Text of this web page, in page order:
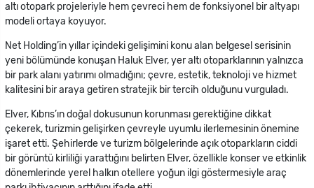
altı otopark projeleriyle hem çevreci hem de fonksiyonel bir altyapı
modeli ortaya koyuyor.
Net Holding’in yıllar içindeki gelişimini konu alan belgesel serisinin
yeni bölümünde konuşan Haluk Elver, yer altı otoparklarının yalnızca
bir park alanı yatırımı olmadığını; çevre, estetik, teknoloji ve hizmet
kalitesini bir araya getiren stratejik bir tercih olduğunu vurguladı.
Elver, Kıbrıs’ın doğal dokusunun korunması gerektiğine dikkat
çekerek, turizmin gelişirken çevreyle uyumlu ilerlemesinin önemine
işaret etti. Şehirlerde ve turizm bölgelerinde açık otoparkların ciddi
bir görüntü kirliliği yarattığını belirten Elver, özellikle konser ve etkinlik
dönemlerinde yerel halkın otellere yoğun ilgi göstermesiyle araç